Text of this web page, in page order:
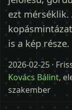
ezt mérséklik.
is a kép része.
2026-02-25 ·
Kovács Bálint,
szakember